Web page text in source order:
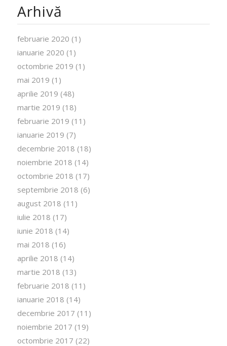
Arhivă
februarie 2020 (1)
ianuarie 2020 (1)
octombrie 2019 (1)
mai 2019 (1)
aprilie 2019 (48)
martie 2019 (18)
februarie 2019 (11)
ianuarie 2019 (7)
decembrie 2018 (18)
noiembrie 2018 (14)
octombrie 2018 (17)
septembrie 2018 (6)
august 2018 (11)
iulie 2018 (17)
iunie 2018 (14)
mai 2018 (16)
aprilie 2018 (14)
martie 2018 (13)
februarie 2018 (11)
ianuarie 2018 (14)
decembrie 2017 (11)
noiembrie 2017 (19)
octombrie 2017 (22)